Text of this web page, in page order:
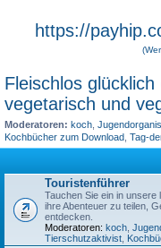
https://
Fleischlos
vegetarisch und
Moderatoren: koch
Kochbücher zum Download Tag-
Touristenführer
Tauchen Sie ein in unsere
ihre Abenteuer zu teilen,
entdecken.
Moderatoren: koch,
Tierschutzaktivist,